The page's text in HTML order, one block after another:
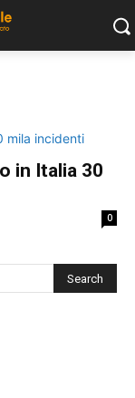
in Italia 30
0